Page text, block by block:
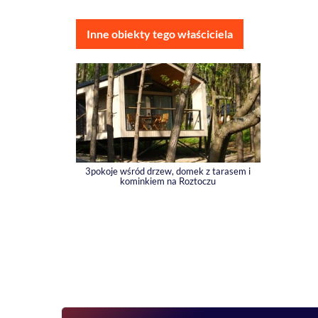
Inne obiekty tego właściciela
3pokoje wśród drzew, domek z tarasem i
kominkiem na Roztoczu